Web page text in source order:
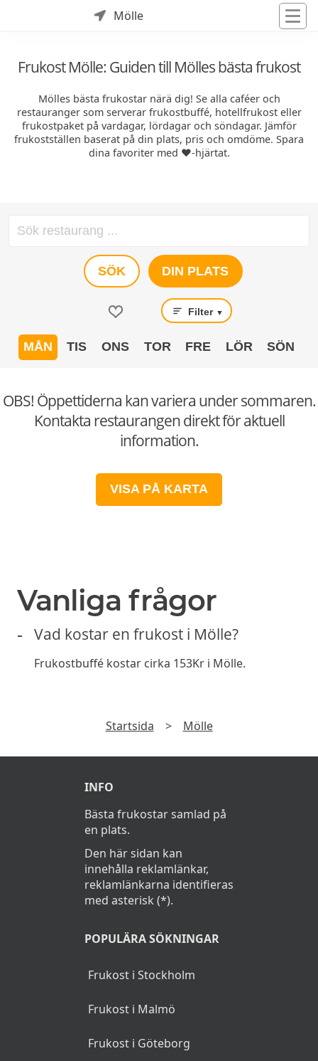
Mölle
Frukost Mölle: Guiden till Mölles bästa frukost
Mölles bästa frukostar närä dig! Se alla caféer och
restauranger som serverar frukostbuffé, hotellfrukost eller
frukostpaket på vardagar, lördagar och söndagar. Jämför
frukostställen baserat på din plats, pris och omdöme. Spara
dina favoriter med ❤️-hjärtat.
SÖK DIN PLATS
Filter ▼
MÅN TIS ONS TOR FRE LÖR SÖN
OBS! Öppettiderna kan variera under sommaren.
Kontakta restaurangen direkt för aktuell
information.
VISA PÅ KARTA
Vanliga frågor
Vad kostar en frukost i Mölle?
Frukostbuffé kostar cirka 153Kr i Mölle.
Startsida > Mölle
INFO
Bästa frukostar samlad på
en plats.
Den här sidan kan
innehålla reklamlänkar,
reklamlänkarna identifieras
med asterisk (*).
POPULÄRA SÖKNINGAR
Frukost i Stockholm
Frukost i Malmö
Frukost i Göteborg